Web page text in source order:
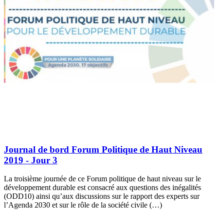
Journal de bord Forum Politique de Haut Niveau
2019 - Jour 3
La troisième journée de ce Forum politique de haut niveau sur le
développement durable est consacré aux questions des inégalités
(ODD10) ainsi qu’aux discussions sur le rapport des experts sur
l’Agenda 2030 et sur le rôle de la société civile (…)